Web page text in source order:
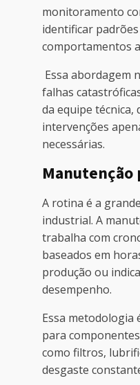
monitoramento
identificar
comportamentos
Essa abordagem
falhas
da equipe técnica,
intervenções
necessárias.
A rotina é a
industrial. A
trabalha com
baseados em
produção ou
desempenho.
Essa metodologia
para
como filtros,
desgaste